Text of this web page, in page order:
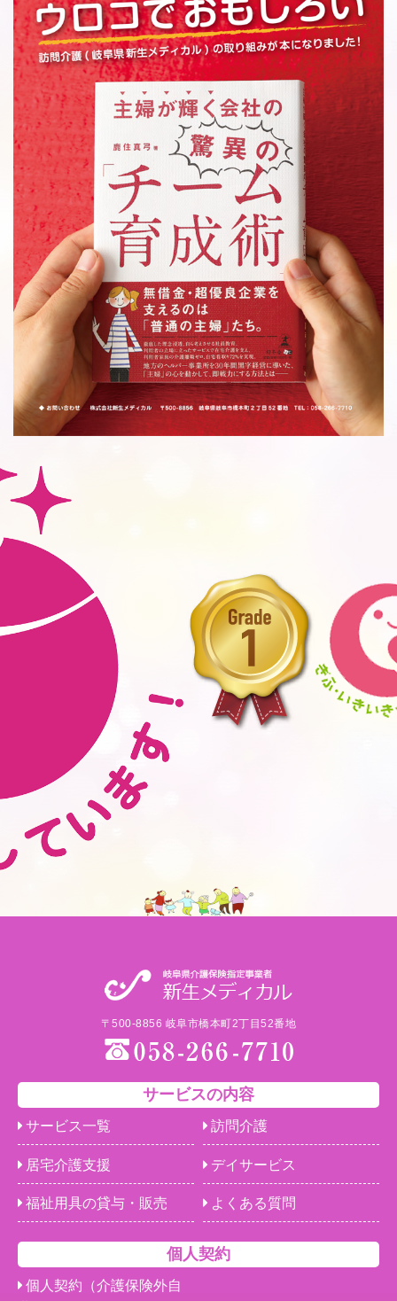
〒500-8856 岐阜市橋本町2丁目52番地
サービスの内容
サービス一覧 訪問介護
居宅介護支援 デイサービス
福祉用具の貸与・販売 よくある質問
個人契約
個人契約（介護保険外自